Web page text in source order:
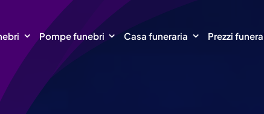
Pompe funebri Casa funeraria Prezzi